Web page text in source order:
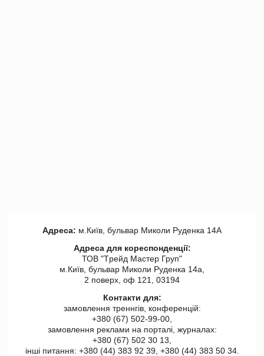
Адреса: м.Київ, бульвар Миколи Руденка 14А
Адреса для кореспонденції:
ТОВ "Tрейд Мастер Груп"
м.Київ, бульвар Миколи Руденка 14а,
2 поверх, оф 121, 03194
Контакти для:
замовлення треннгів, конференцій:
+380 (67) 502-99-00,
замовлення реклами на порталі, журналах:
+380 (67) 502 30 13,
інші питання: +380 (44) 383 92 39, +380 (44) 383 50 34.